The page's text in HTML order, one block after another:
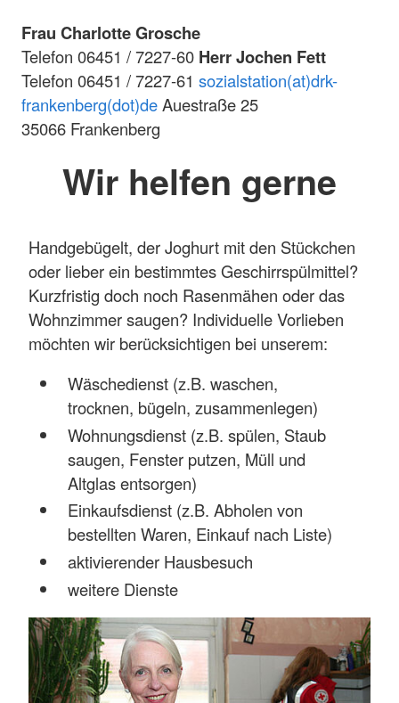
Frau Charlotte Grosche
Telefon 06451 / 7227-60 Herr Jochen Fett
Telefon 06451 / 7227-61 sozialstation(at)drk-
frankenberg(dot)deAuestraße 25
35066 Frankenberg
Wir helfen gerne
Handgebügelt, der Joghurt mit den Stückchen
oder lieber ein bestimmtes Geschirrspülmittel?
Kurzfristig doch noch Rasenmähen oder das
Wohnzimmer saugen? Individuelle Vorlieben
möchten wir berücksichtigen bei unserem:
Wäschedienst (z.B. waschen,
trocknen, bügeln, zusammenlegen)
Wohnungsdienst (z.B. spülen, Staub
saugen, Fenster putzen, Müll und
Altglas entsorgen)
Einkaufsdienst (z.B. Abholen von
bestellten Waren, Einkauf nach Liste)
aktivierender Hausbesuch
weitere Dienste